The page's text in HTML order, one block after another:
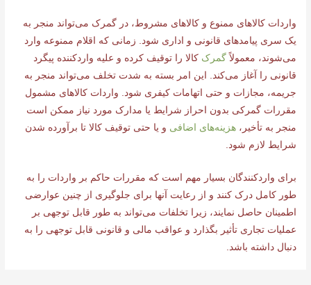
واردات کالاهای ممنوع و کالاهای مشروط، در گمرک می‌تواند منجر به
یک سری پیامدهای قانونی و اداری شود. زمانی که اقلام ممنوعه وارد
می‌شوند، معمولاًگمرک کالا را توقیف کرده و علیه واردکننده پیگرد
قانونی را آغاز می‌کند. این امر بسته به شدت تخلف می‌تواند منجر به
جریمه، مجازات و حتی اتهامات کیفری شود. واردات کالاهای مشمول
مقررات گمرکی بدون احراز شرایط یا مدارک مورد نیاز ممکن است
منجر به تأخیر،هزینه‌های اضافی و یا حتی توقیف کالا تا برآورده شدن
شرایط لازم شود.
برای واردکنندگان بسیار مهم است که مقررات حاکم بر واردات را به
طور کامل درک کنند و از رعایت آنها برای جلوگیری از چنین عوارضی
اطمینان حاصل نمایند، زیرا تخلفات می‌تواند به طور قابل توجهی بر
عملیات تجاری تأثیر بگذارد و عواقب مالی و قانونی قابل توجهی را به
دنبال داشته باشد.